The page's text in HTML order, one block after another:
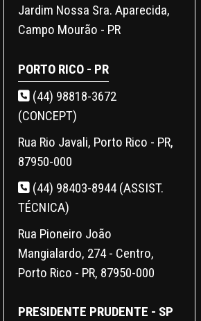
Jardim Nossa Sra. Aparecida,
Campo Mourão - PR
PORTO RICO - PR
(44) 98818-3672
(CONCEPT)
Rua Rio Javali, Porto Rico - PR,
87950-000
(44) 98403-8944 (ASSIST.
TÉCNICA)
Rua Pioneiro João
Mangialardo, 274 - Centro,
Porto Rico - PR, 87950-000
PRESIDENTE PRUDENTE - SP